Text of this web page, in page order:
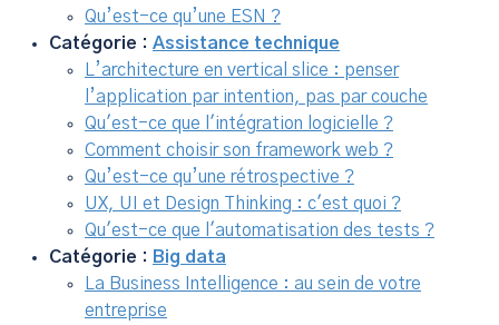
Qu’est-ce qu’une ESN ?
Catégorie : Assistance technique
L’architecture en vertical slice : penser
l’application par intention, pas par couche
Qu'est-ce que l'intégration logicielle ?
Comment choisir son framework web ?
Qu’est-ce qu’une rétrospective ?
UX, UI et Design Thinking : c'est quoi ?
Qu'est-ce que l'automatisation des tests ?
Catégorie : Big data
La Business Intelligence : au sein de votre
entreprise